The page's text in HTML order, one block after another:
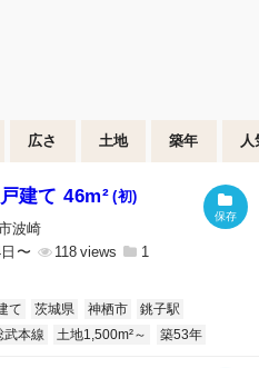
広さ 土地 築年 人
建て 46m² (初)
波崎
〜
118 1
て 茨城県 神栖市
銚子駅
武本線 土地1,500m²～ 築53年